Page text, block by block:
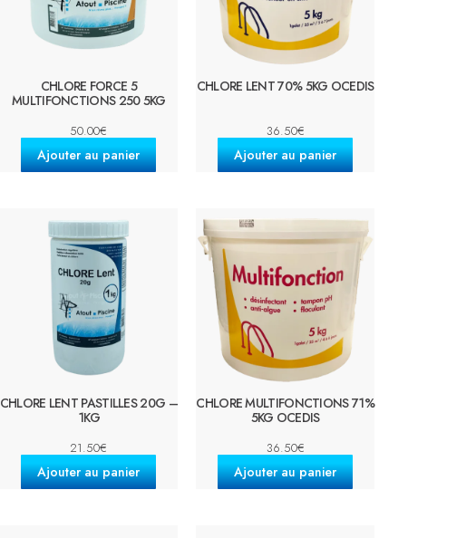
CHLORE FORCE 5
MULTIFONCTIONS 250 5KG
50.00€
Ajouter au panier
CHLORE LENT 70% 5KG OCEDIS
36.50€
Ajouter au panier
CHLORE LENT PASTILLES 20G –
1KG
21.50€
Ajouter au panier
CHLORE MULTIFONCTIONS 71%
5KG OCEDIS
36.50€
Ajouter au panier